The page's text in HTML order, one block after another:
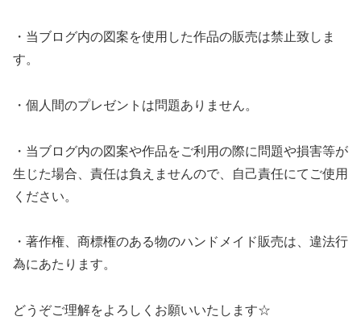
・当ブログ内の図案を使用した作品の販売は禁止致しま
す。
・個人間のプレゼントは問題ありません。
・当ブログ内の図案や作品をご利用の際に問題や損害等が
生じた場合、責任は負えませんので、自己責任にてご使用
ください。
・著作権、商標権のある物のハンドメイド販売は、違法行
為にあたります。
どうぞご理解をよろしくお願いいたします☆